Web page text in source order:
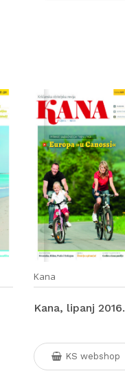
Kana
Kana, lipanj 2016.
KS webshop